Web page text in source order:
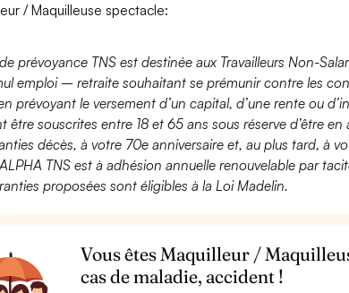
/ Maquilleuse spectacle:
prévoyance TNS est destinée aux Travailleurs Non-
emploi – retraite souhaitant se prémunir contre les
prévoyant le versement d’un capital, d’une rente ou
être souscrites entre 18 et 65 ans sous réserve d’être
décès, à votre 70e anniversaire et, au plus tard, à
TNS est à adhésion annuelle renouvelable par
proposées sont éligibles à la Loi Madelin.
Vous êtes Maquilleur /
cas de maladie, accident !